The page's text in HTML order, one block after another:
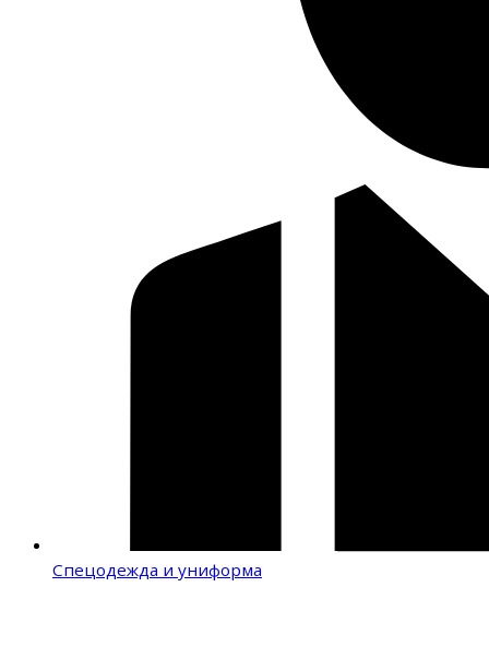
Спецодежда и униформа